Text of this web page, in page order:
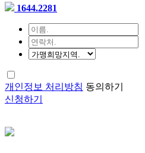
1644.2281
개인정보 처리방침 동의하기
신청하기